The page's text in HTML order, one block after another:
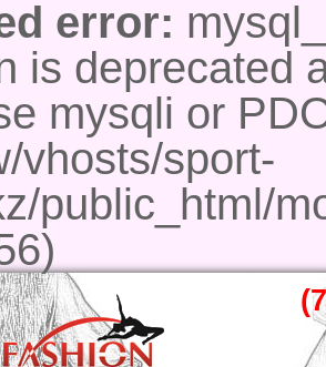
error:
is deprecated
mysqli or
vhosts/sport-
public_html/